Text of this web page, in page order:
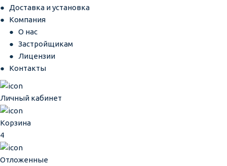
Доставка и установка
Компания
О нас
Застройщикам
Лицензии
Контакты
Личный кабинет
Корзина
4
Отложенные